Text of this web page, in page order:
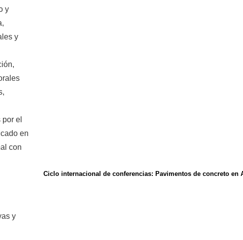
y
y
el
en
con
y
Ciclo internacional de conferencias: Pavimentos de concreto en